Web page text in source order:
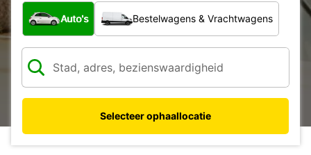
Welk type voertuig?
Auto's Bestelwagens & Vrachtwagens
Selecteer ophaallocatie